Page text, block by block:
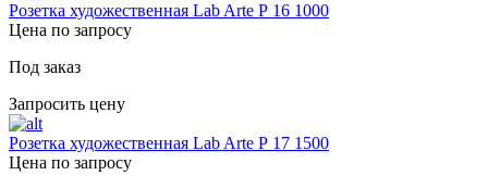
Розетка художественная Lab Arte Р 16 1000
Цена по запросу
Под заказ
Запросить цену
Розетка художественная Lab Arte Р 17 1500
Цена по запросу